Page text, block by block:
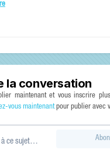
la conversation
maintenant et vous inscrire
vous maintenantpour publier avec
à ce sujet…